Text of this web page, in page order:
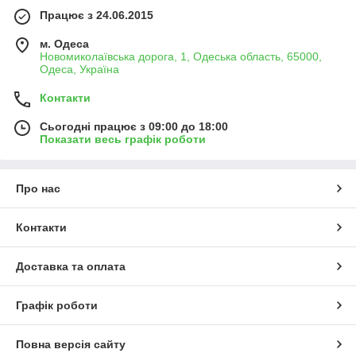
Працює з 24.06.2015
м. Одеса
Новомиколаївська дорога, 1, Одеська область, 65000,
Одеса, Україна
Контакти
Сьогодні працює з 09:00 до 18:00
Показати весь графік роботи
Про нас
Контакти
Доставка та оплата
Графік роботи
Повна версія сайту